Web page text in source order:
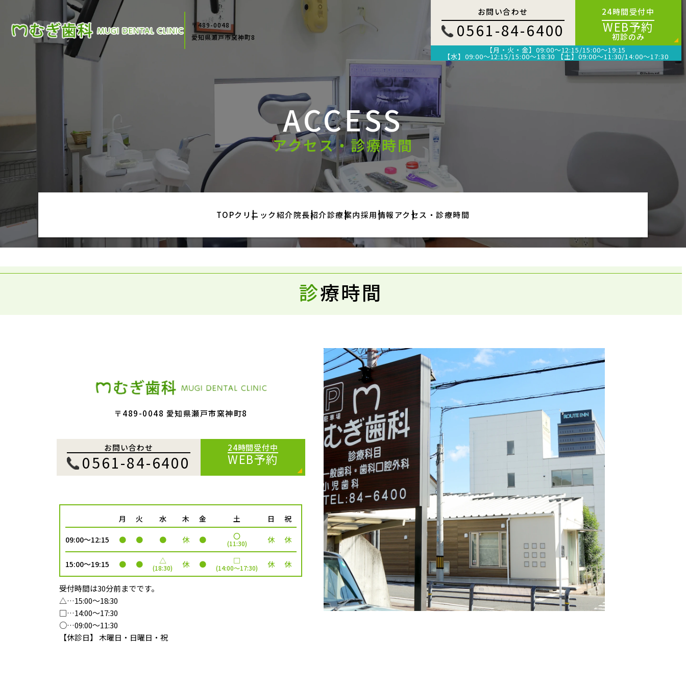
〒489-0048
愛知県瀬戸市窯神町8
お問い合わせ
0561-84-6400
24時間受付中
WEB予約
初診のみ
【月・火・金】09:00～12:15/15:00～19:15
【水】09:00～12:15/15:00～18:30 【土】09:00～11:30/14:00～17:30
ACCESS
アクセス・診療時間
TOPクリニック紹介院長紹介診療案内採用情報アクセス・診療時間
診療時間
〒489-0048 愛知県瀬戸市窯神町8
お問い合わせ
0561-84-6400
24時間受付中
WEB予約
月 火 水 木 金 土 日 祝
09:00～12:15 ● ● ● 休 ● 〇
(11:30) 休 休
15:00～19:15 ● ● △
(18:30) 休 ● □
(14:00～17:30) 休 休
受付時間は30分前までです。
△…15:00～18:30
□…14:00～17:30
○…09:00～11:30
【休診日】 木曜日・日曜日・祝